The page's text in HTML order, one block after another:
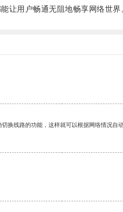
用户畅通无阻地畅享网络世界
线路的功能，这样就可以根据网络情况自